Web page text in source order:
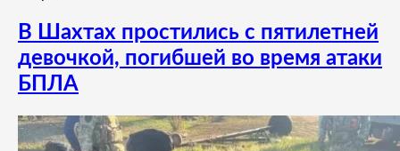
В Шахтах простились с пятилетней
девочкой, погибшей во время атаки
БПЛА